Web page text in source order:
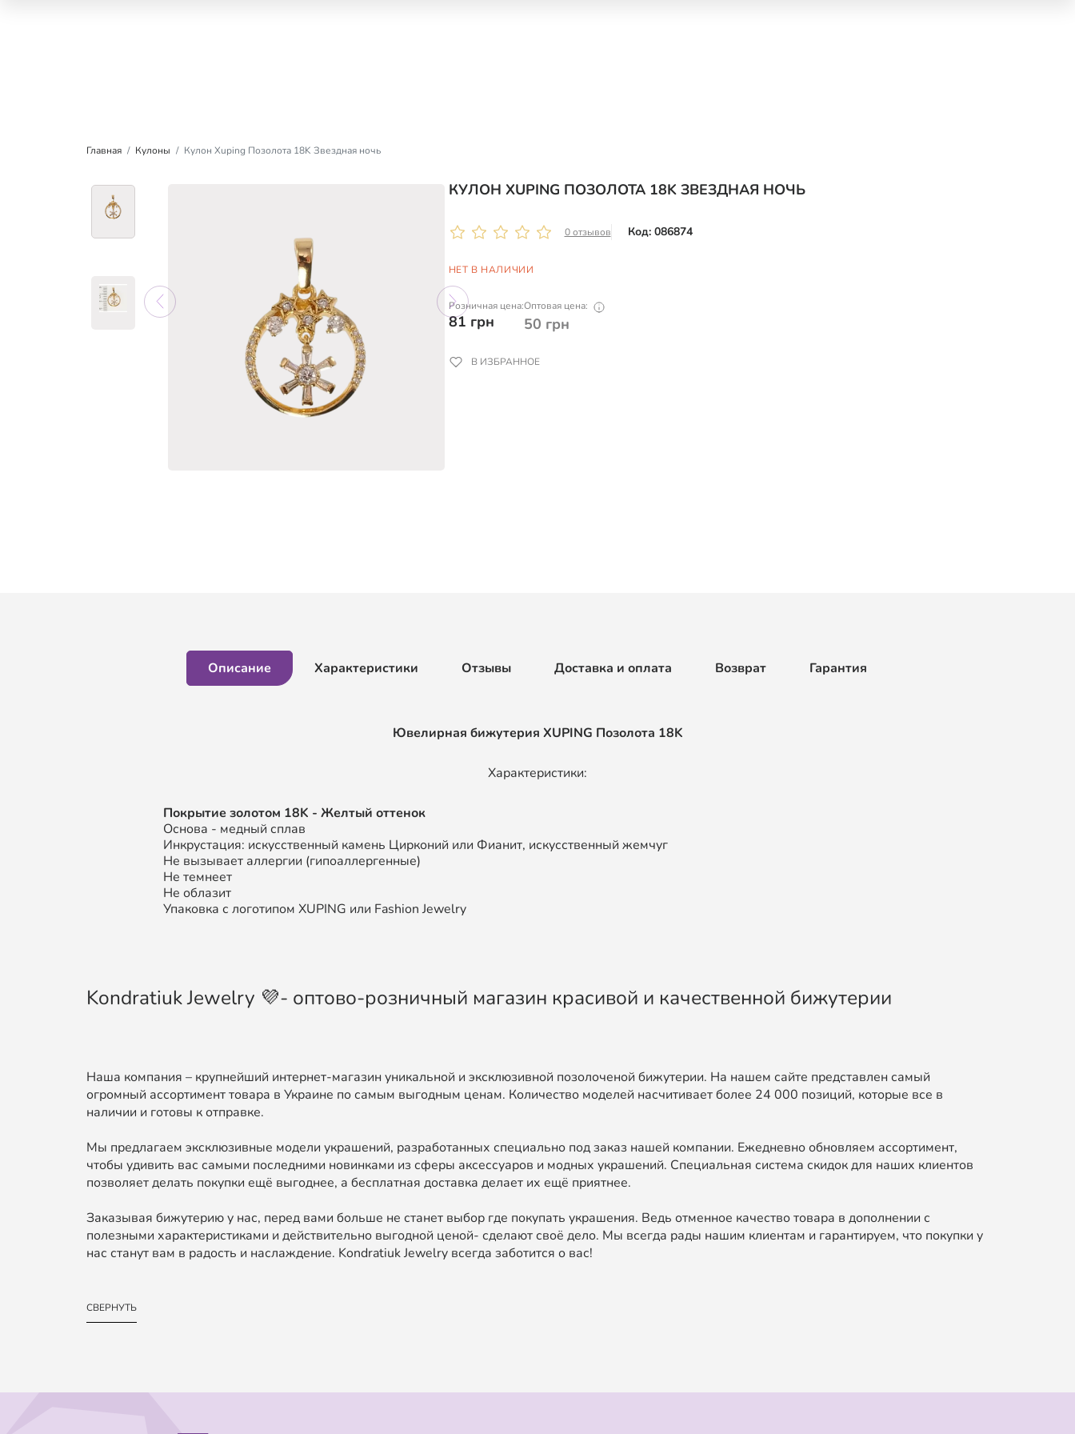
Главная Кулоны Кулон Xuping Позолота 18K Звездная ночь
КУЛОН XUPING ПОЗОЛОТА 18K ЗВЕЗДНАЯ НОЧЬ
0 отзывов Код: 086874
НЕТ В НАЛИЧИИ
Розничная цена:
81 грн
Оптовая цена:
50 грн
В ИЗБРАННОЕ
Описание Характеристики Отзывы Доставка и оплата Возврат Гарантия
Ювелирная бижутерия XUPING Позолота 18K
Характеристики:
Покрытие золотом 18K - Желтый оттенок
Основа - медный сплав
Инкрустация: искусственный камень Цирконий или Фианит, искусственный жемчуг
Не вызывает аллергии (гипоаллергенные)
Не темнеет
Не облазит
Упаковка с логотипом XUPING или Fashion Jewelry
Kondratiuk Jewelry 💜- оптово-розничный магазин красивой и качественной бижутерии
Наша компания – крупнейший интернет-магазин уникальной и эксклюзивной позолоченой бижутерии. На нашем сайте представлен самый
огромный ассортимент товара в Украине по самым выгодным ценам. Количество моделей насчитивает более 24 000 позиций, которые все в
наличии и готовы к отправке.
Мы предлагаем эксклюзивные модели украшений, разработанных специально под заказ нашей компании. Ежедневно обновляем ассортимент,
чтобы удивить вас самыми последними новинками из сферы аксессуаров и модных украшений. Специальная система скидок для наших клиентов
позволяет делать покупки ещё выгоднее, а бесплатная доставка делает их ещё приятнее.
Заказывая бижутерию у нас, перед вами больше не станет выбор где покупать украшения. Ведь отменное качество товара в дополнении с
полезными характеристиками и действительно выгодной ценой- сделают своё дело. Мы всегда рады нашим клиентам и гарантируем, что покупки у
нас станут вам в радость и наслаждение. Kondratiuk Jewelry всегда заботится о вас!
СВЕРНУТЬ